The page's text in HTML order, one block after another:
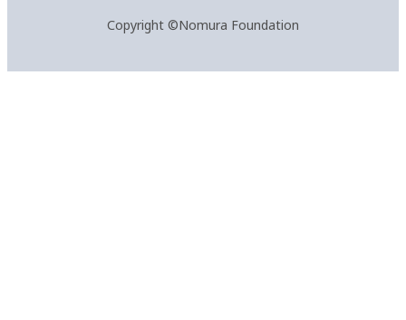
Copyright ©Nomura Foundation